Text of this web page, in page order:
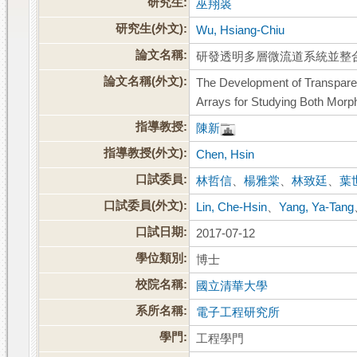
巫翔裘
研究生(外文):
Wu, Hsiang-Chiu
論文名稱:
研發透明多層微流道系統並
論文名稱(外文):
The Development of
Arrays for Studying Both
指導教授:
陳新
指導教授(外文):
Chen, Hsin
口試委員:
林哲信 、楊雅棠 、林致廷 、葉
口試委員(外文):
Lin, Che-Hsin 、Yang, Ya-Tang
口試日期:
2017-07-12
學位類別:
博士
校院名稱:
國立清華大學
系所名稱:
電子工程研究所
學門:
工程學門